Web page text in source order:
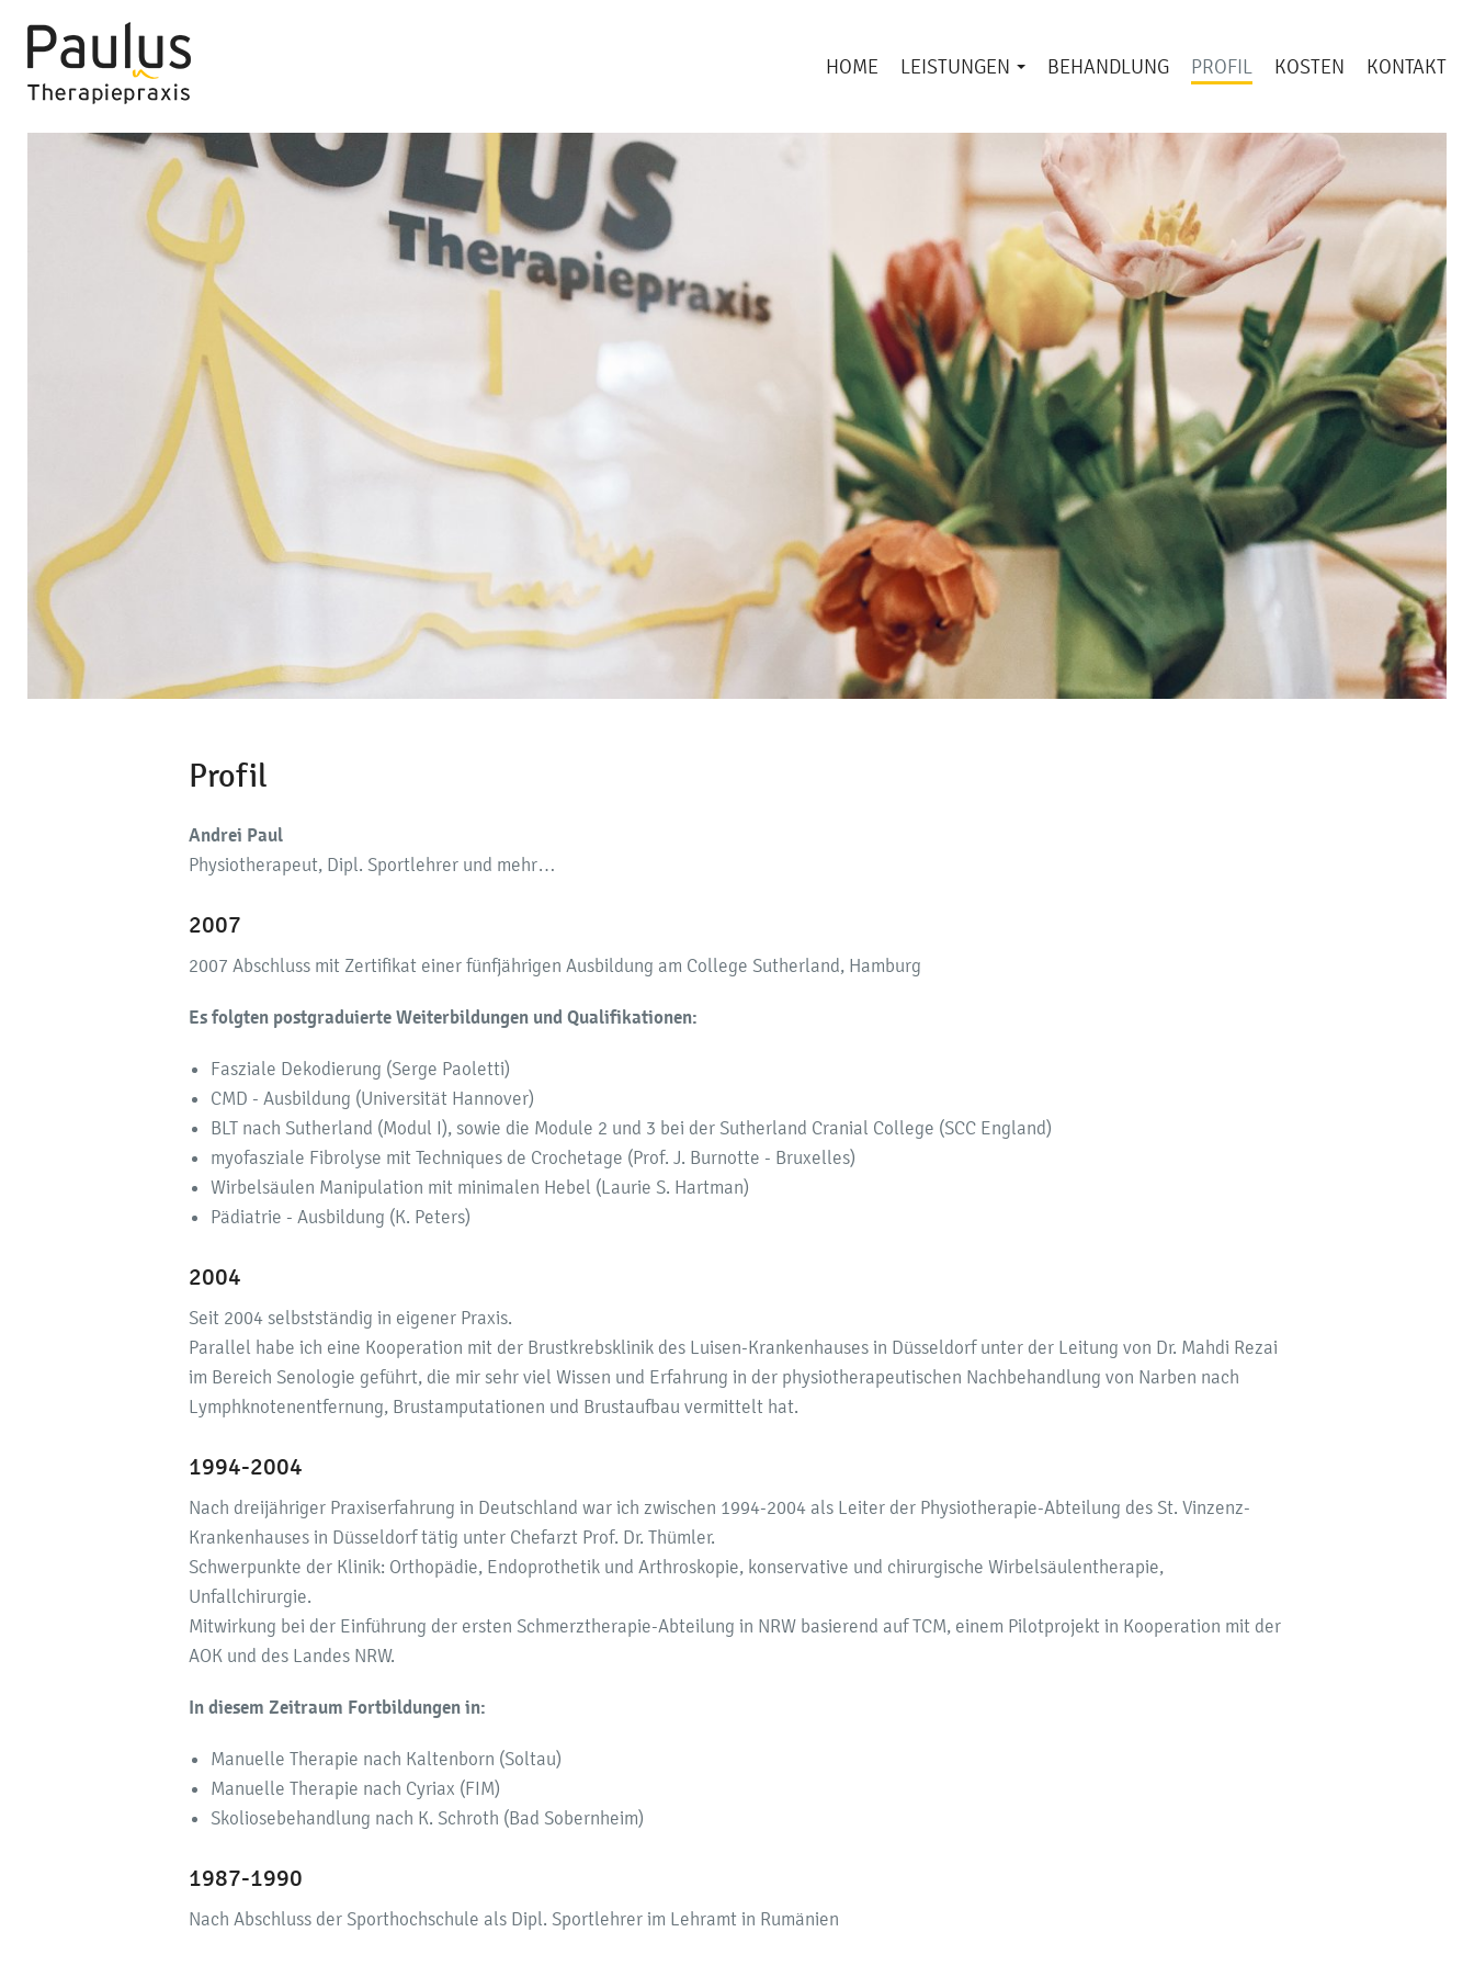
HOME LEISTUNGEN BEHANDLUNG PROFIL KOSTEN KONTAKT
Profil
Andrei Paul
Physiotherapeut, Dipl. Sportlehrer und mehr…
2007
2007 Abschluss mit Zertifikat einer fünfjährigen Ausbildung am College Sutherland, Hamburg
Es folgten postgraduierte Weiterbildungen und Qualifikationen:
Fasziale Dekodierung (Serge Paoletti)
CMD - Ausbildung (Universität Hannover)
BLT nach Sutherland (Modul I), sowie die Module 2 und 3 bei der Sutherland Cranial College (SCC England)
myofasziale Fibrolyse mit Techniques de Crochetage (Prof. J. Burnotte - Bruxelles)
Wirbelsäulen Manipulation mit minimalen Hebel (Laurie S. Hartman)
Pädiatrie - Ausbildung (K. Peters)
2004
Seit 2004 selbstständig in eigener Praxis.
Parallel habe ich eine Kooperation mit der Brustkrebsklinik des Luisen-Krankenhauses in Düsseldorf unter der Leitung von Dr. Mahdi Rezai
im Bereich Senologie geführt, die mir sehr viel Wissen und Erfahrung in der physiotherapeutischen Nachbehandlung von Narben nach
Lymphknotenentfernung, Brustamputationen und Brustaufbau vermittelt hat.
1994-2004
Nach dreijähriger Praxiserfahrung in Deutschland war ich zwischen 1994-2004 als Leiter der Physiotherapie-Abteilung des St. Vinzenz-
Krankenhauses in Düsseldorf tätig unter Chefarzt Prof. Dr. Thümler.
Schwerpunkte der Klinik: Orthopädie, Endoprothetik und Arthroskopie, konservative und chirurgische Wirbelsäulentherapie,
Unfallchirurgie.
Mitwirkung bei der Einführung der ersten Schmerztherapie-Abteilung in NRW basierend auf TCM, einem Pilotprojekt in Kooperation mit der
AOK und des Landes NRW.
In diesem Zeitraum Fortbildungen in:
Manuelle Therapie nach Kaltenborn (Soltau)
Manuelle Therapie nach Cyriax (FIM)
Skoliosebehandlung nach K. Schroth (Bad Sobernheim)
1987-1990
Nach Abschluss der Sporthochschule als Dipl. Sportlehrer im Lehramt in Rumänien